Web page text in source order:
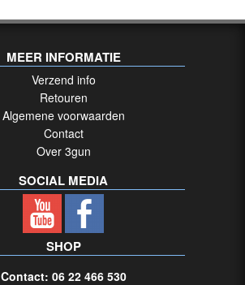
MEER INFORMATIE
Verzend info
Retouren
Algemene voorwaarden
Contact
Over 3gun
SOCIAL MEDIA
SHOP
Contact: 06 22 466 530